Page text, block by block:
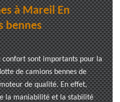
à Mareil En
bennes
confort sont importants pour la
de camions bennes de
de qualité. En effet,
la maniabilité et la stabilité